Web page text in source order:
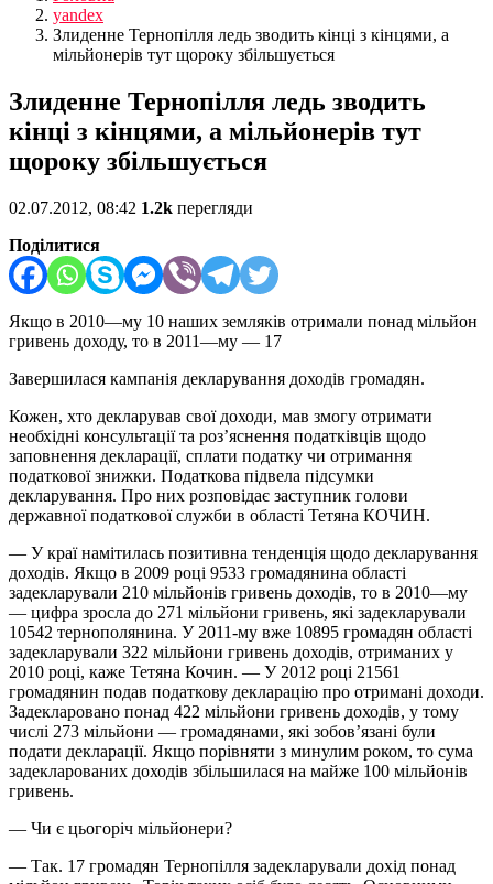
yandex
Злиденне Тернопілля ледь зводить кінці з кінцями, а
мільйонерів тут щороку збільшується
Злиденне Тернопілля ледь зводить
кінці з кінцями, а мільйонерів тут
щороку збільшується
02.07.2012, 08:42 1.2k перегляди
Поділитися
Якщо в 2010—му 10 наших земляків отримали понад мільйон
гривень доходу, то в 2011—му — 17
Завершилася кампанія декларування доходів громадян.
Кожен, хто декларував свої доходи, мав змогу отримати
необхідні консультації та роз’яснення податківців щодо
заповнення декларації, сплати податку чи отримання
податкової знижки. Податкова підвела підсумки
декларування. Про них розповідає заступник голови
державної податкової служби в області Тетяна КОЧИН.
— У краї намітилась позитивна тенденція щодо декларування
доходів. Якщо в 2009 році 9533 громадянина області
задекларували 210 мільйонів гривень доходів, то в 2010—му
— цифра зросла до 271 мільйони гривень, які задекларували
10542 тернополянина. У 2011-му вже 10895 громадян області
задекларували 322 мільйони гривень доходів, отриманих у
2010 році, каже Тетяна Кочин. — У 2012 році 21561
громадянин подав податкову декларацію про отримані доходи.
Задекларовано понад 422 мільйони гривень доходів, у тому
числі 273 мільйони — громадянами, які зобов’язані були
подати декларації. Якщо порівняти з минулим роком, то сума
задекларованих доходів збільшилася на майже 100 мільйонів
гривень.
— Чи є цьогоріч мільйонери?
— Так. 17 громадян Тернопілля задекларували дохід понад